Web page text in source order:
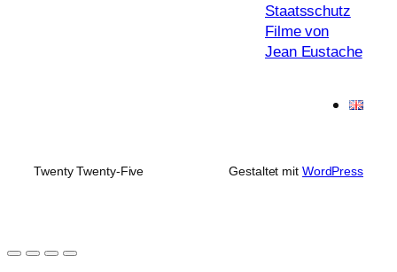
Staatsschutz
Filme von
Jean Eustache
Twenty Twenty-Five Gestaltet mit WordPress